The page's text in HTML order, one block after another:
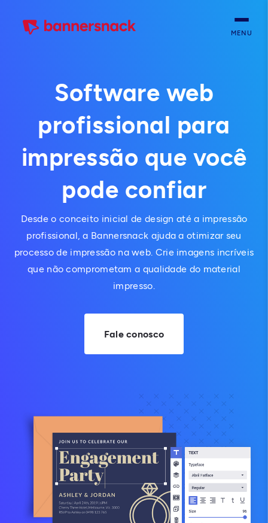
MENU
Software web
profissional para
impressão que você
pode confiar
Desde o conceito inicial de design até a impressão
profissional, a Bannersnack ajuda a otimizar seu
processo de impressão na web. Crie imagens incríveis
que não comprometam a qualidade do material
impresso.
Fale conosco